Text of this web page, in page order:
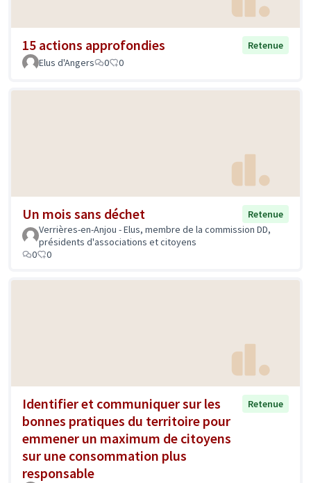
15 actions approfondies
Retenue
Elus d'Angers
0 0
Un mois sans déchet
Retenue
Verrières-en-Anjou - Elus, membre de la commission DD,
présidents d'associations et citoyens
0
0
Identifier et communiquer sur les
bonnes pratiques du territoire pour
emmener un maximum de citoyens
sur une consommation plus
responsable
Retenue